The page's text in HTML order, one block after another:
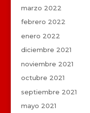
marzo 2022
febrero 2022
enero 2022
diciembre 2021
noviembre 2021
octubre 2021
septiembre 2021
mayo 2021